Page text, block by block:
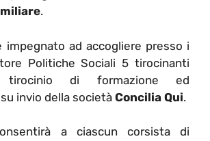
.
impegnato ad accogliere presso i
Politiche Sociali 5 tirocinanti
tirocinio di formazione ed
invio della società Concilia Qui.
a ciascun corsista di